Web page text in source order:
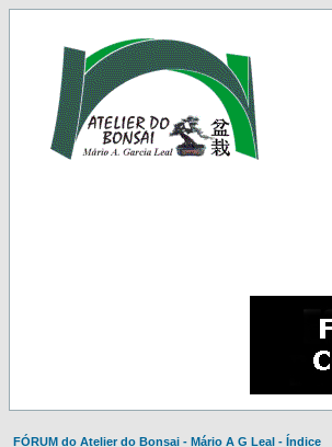
FÓRUM do Atelier do Bonsai - Mário A G Leal - Índice